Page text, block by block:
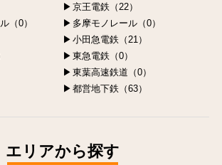
京王電鉄（22）
（0）
多摩モノレール（0）
小田急電鉄（21）
東急電鉄（0）
東葉高速鉄道（0）
都営地下鉄（63）
エリアから探す